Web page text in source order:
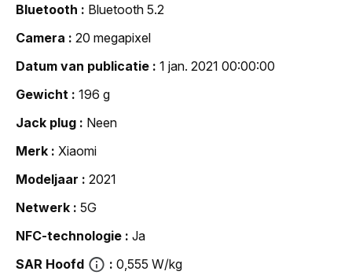
Bluetooth
Bluetooth 5.2
Camera
20 megapixel
Datum van publicatie
1 jan. 2021 00:00:00
Gewicht
196 g
Jack plug
Neen
Merk
Xiaomi
Modeljaar
2021
Netwerk
5G
NFC-technologie
Ja
SAR Hoofd
0,555 W/kg